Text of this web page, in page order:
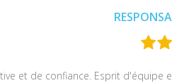
et de confiance. Esprit